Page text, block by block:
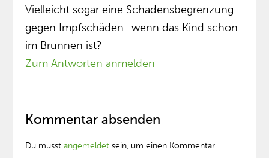
Vielleicht sogar eine Schadensbegrenzung
gegen Impfschäden…wenn das Kind schon
im Brunnen ist?
Zum Antworten anmelden
Kommentar absenden
Du musstangemeldet sein, um einen Kommentar